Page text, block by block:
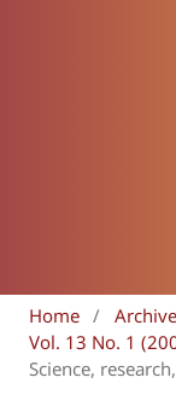
Home /
Vol. 13 No. 1
Science,